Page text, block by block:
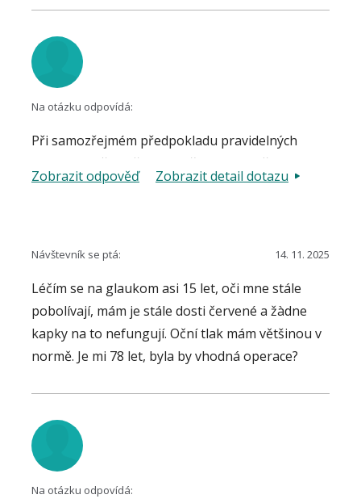
Na otázku odpovídá:
Při samozřejmém předpokladu pravidelných
kontrol a léčby očním lékařem by neměla být
přiměřená fyzická aktivita problémem.
Zobrazit odpověď Zobrazit detail dotazu
Návštevník se ptá: 14. 11. 2025
Léčím se na glaukom asi 15 let, oči mne stále
pobolívají, mám je stále dosti červené a žàdne
kapky na to nefungují. Oční tlak mám většinou v
normě. Je mi 78 let, byla by vhodná operace?
Na otázku odpovídá: